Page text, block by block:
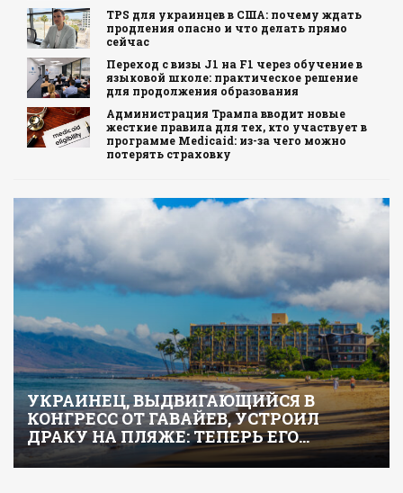
TPS для украинцев в США: почему ждать
продления опасно и что делать прямо
сейчас
Переход с визы J1 на F1 через обучение в
языковой школе: практическое решение
для продолжения образования
Администрация Трампа вводит новые
жесткие правила для тех, кто участвует в
программе Medicaid: из-за чего можно
потерять страховку
УКРАИНЕЦ, ВЫДВИГАЮЩИЙСЯ В
КОНГРЕСС ОТ ГАВАЙЕВ, УСТРОИЛ
ДРАКУ НА ПЛЯЖЕ: ТЕПЕРЬ ЕГО…